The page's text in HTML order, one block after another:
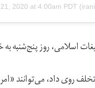
2020 at 4:00am PDT
روی داد، می‌توانند «امر